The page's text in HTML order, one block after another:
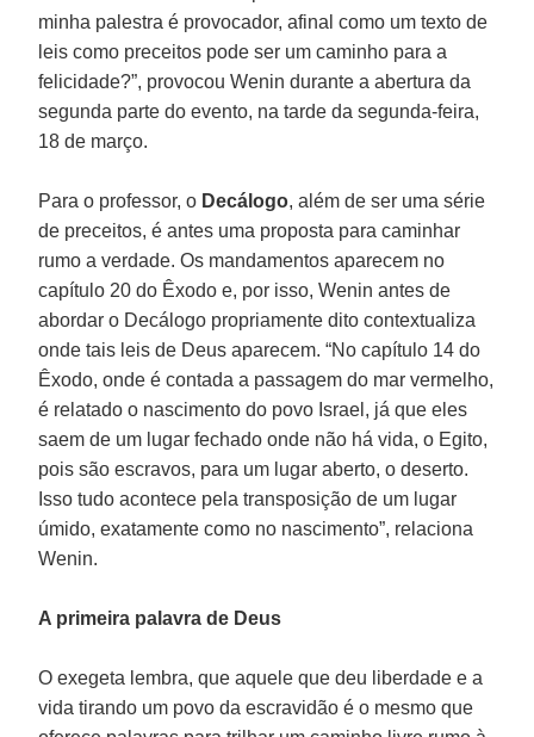
minha palestra é provocador, afinal como um texto de
leis como preceitos pode ser um caminho para a
felicidade?”, provocou Wenin durante a abertura da
segunda parte do evento, na tarde da segunda-feira,
18 de março.
Para o professor, o Decálogo, além de ser uma série
de preceitos, é antes uma proposta para caminhar
rumo a verdade. Os mandamentos aparecem no
capítulo 20 do Êxodo e, por isso, Wenin antes de
abordar o Decálogo propriamente dito contextualiza
onde tais leis de Deus aparecem. “No capítulo 14 do
Êxodo, onde é contada a passagem do mar vermelho,
é relatado o nascimento do povo Israel, já que eles
saem de um lugar fechado onde não há vida, o Egito,
pois são escravos, para um lugar aberto, o deserto.
Isso tudo acontece pela transposição de um lugar
úmido, exatamente como no nascimento”, relaciona
Wenin.
A primeira palavra de Deus
O exegeta lembra, que aquele que deu liberdade e a
vida tirando um povo da escravidão é o mesmo que